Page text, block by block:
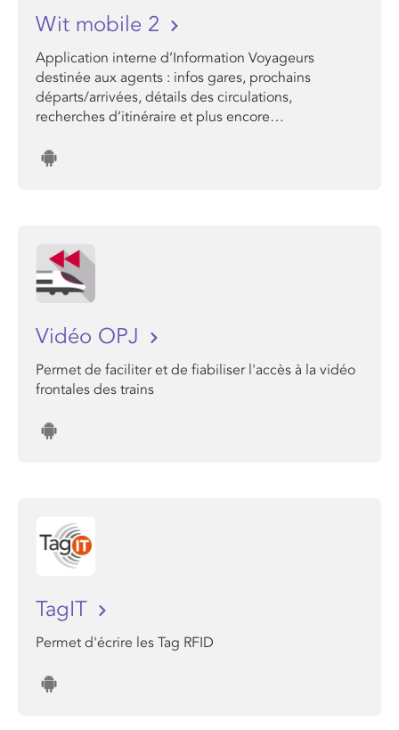
Wit mobile 2
Application interne d’Information Voyageurs
destinée aux agents : infos gares, prochains
départs/arrivées, détails des circulations,
recherches d’itinéraire et plus encore…
Vidéo OPJ
Permet de faciliter et de fiabiliser l'accès à la vidéo
frontales des trains
TagIT
Permet d'écrire les Tag RFID